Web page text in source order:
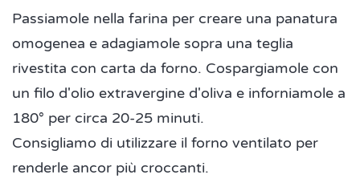
Passiamole nella farina per creare una panatura
omogenea e adagiamole sopra una teglia
rivestita con carta da forno. Cospargiamole con
un filo d'olio extravergine d'oliva e inforniamole a
180° per circa 20-25 minuti.
Consigliamo di utilizzare il forno ventilato per
renderle ancor più croccanti.